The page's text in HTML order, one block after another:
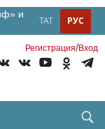
и
РУС
ТАТ
Регистрация/Вход